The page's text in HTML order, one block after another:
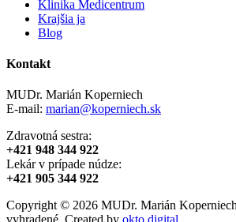
Klinika Medicentrum
Krajšia ja
Blog
Kontakt
MUDr. Marián Koperniech
E-mail: marian@koperniech.sk
Zdravotná sestra:
+421 948 344 922
Lekár v prípade núdze:
+421 905 344 922
Copyright © 2026 MUDr. Marián